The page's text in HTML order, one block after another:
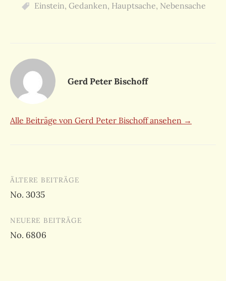
Einstein, Gedanken, Hauptsache, Nebensache
Gerd Peter Bischoff
Alle Beiträge von Gerd Peter Bischoff ansehen →
Beitragsnavigation
ÄLTERE BEITRÄGE
No. 3035
NEUERE BEITRÄGE
No. 6806